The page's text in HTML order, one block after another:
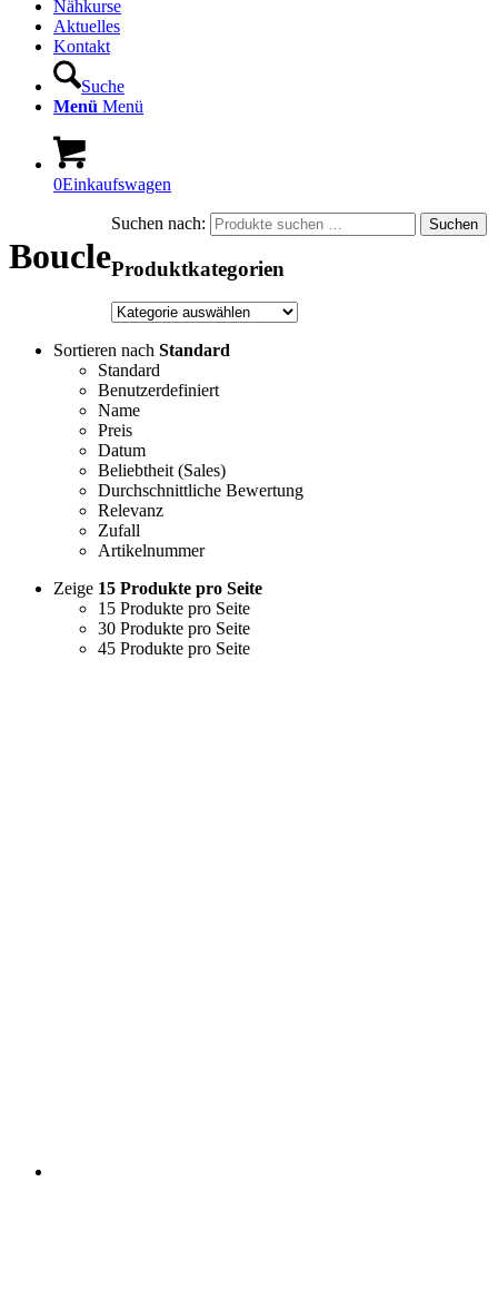
Nähkurse
Aktuelles
Kontakt
Suche
Menü Menü
0Einkaufswagen
Boucle
Sortieren nach Standard
Standard
Benutzerdefiniert
Name
Preis
Datum
Beliebtheit (Sales)
Durchschnittliche Bewertung
Relevanz
Zufall
Artikelnummer
Zeige 15 Produkte pro Seite
15 Produkte pro Seite
30 Produkte pro Seite
45 Produkte pro Seite
Suchen nach: Suchen
Produktkategorien